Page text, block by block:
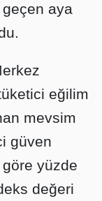
aya
eğilim
mevsim
güven
yüzde
değeri